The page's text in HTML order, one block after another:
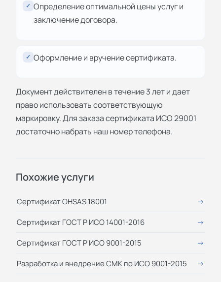
✓ Определение оптимальной цены услуг и
заключение договора.
✓ Оформление и вручение сертификата.
Документ действителен в течение 3 лет и дает
право использовать соответствующую
маркировку. Для заказа сертификата ИСО 29001
достаточно набрать наш номер телефона.
Похожие услуги
Сертификат OHSAS 18001
Сертификат ГОСТ Р ИСО 14001-2016
Сертификат ГОСТ Р ИСО 9001-2015
Разработка и внедрение СМК по ИСО 9001-2015